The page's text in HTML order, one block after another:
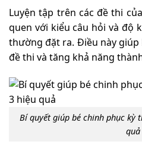
Luyện tập trên các đề thi
quen với kiểu câu hỏi và độ
thường đặt ra. Điều này
đề thi và tăng khả năng
Bí quyết giúp bé chinh phục kỳ
quả